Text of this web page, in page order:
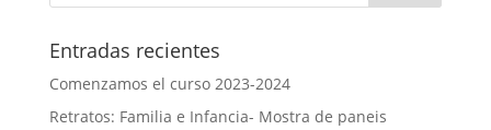
Entradas recientes
Comenzamos el curso 2023-2024
Retratos: Familia e Infancia- Mostra de paneis